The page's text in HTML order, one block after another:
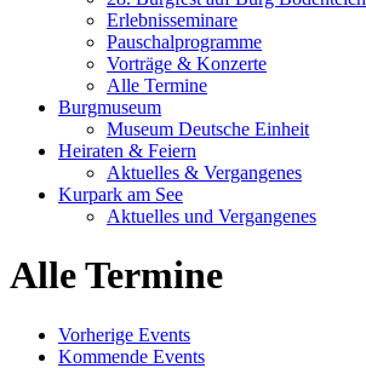
Erlebnisseminare
Pauschalprogramme
Vorträge & Konzerte
Alle Termine
Burgmuseum
Museum Deutsche Einheit
Heiraten & Feiern
Aktuelles & Vergangenes
Kurpark am See
Aktuelles und Vergangenes
Alle Termine
Vorherige Events
Kommende Events